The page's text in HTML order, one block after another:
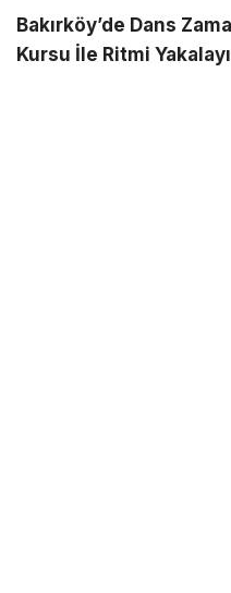
Bakırköy’de Dans
Kursu İle Ritmi